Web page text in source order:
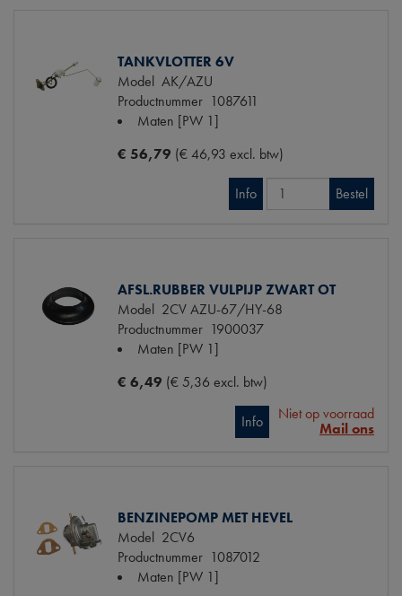
TANKVLOTTER 6V
Model AK/AZU
Productnummer 1087611
Maten [PW 1]
€ 56,79 (€ 46,93 excl. btw)
Info Bestel
AFSL.RUBBER VULPIJP ZWART OT
Model 2CV AZU-67/HY-68
Productnummer 1900037
Maten [PW 1]
€ 6,49 (€ 5,36 excl. btw)
Info
Niet op voorraad
Mail ons
BENZINEPOMP MET HEVEL
Model 2CV6
Productnummer 1087012
Maten [PW 1]